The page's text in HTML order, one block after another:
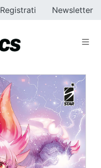
Registrati Newsletter